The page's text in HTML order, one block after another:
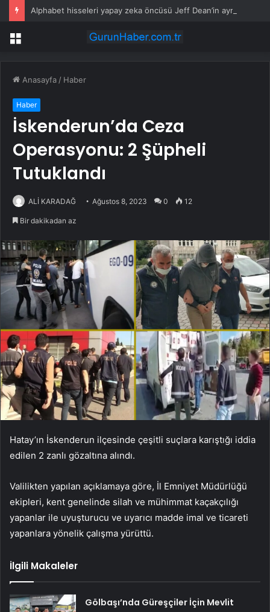
Menü
Anasayfa / Haber
Haber
İskenderun’da Ceza
Operasyonu: 2 Şüpheli
Tutuklandı
ALİ KARADAĞ Ağustos 8, 2023 0 12
Bir dakikadan az
Hatay’ın İskenderun ilçesinde çeşitli suçlara karıştığı iddia
edilen 2 zanlı gözaltına alındı.
Valilikten yapılan açıklamaya göre, İl Emniyet Müdürlüğü
ekipleri, kent genelinde silah ve mühimmat kaçakçılığı
yapanlar ile uyuşturucu ve uyarıcı madde imal ve ticareti
yapanlara yönelik çalışma yürüttü.
İlgili Makaleler
Gölbaşı’nda Güreşçiler İçin Mevlit